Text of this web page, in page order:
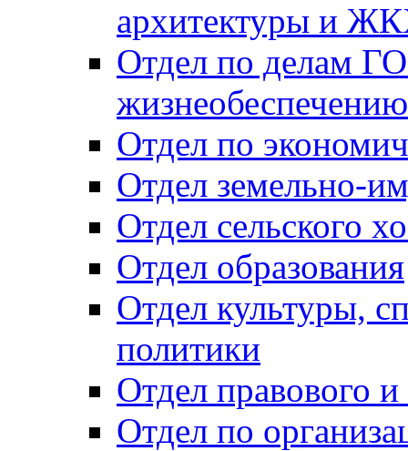
архитектуры и
Отдел по делам
Отдел по
Отдел земельно-
Отдел сельского
Отдел образования
Отдел культуры,
политики
Отдел правового
Отдел по